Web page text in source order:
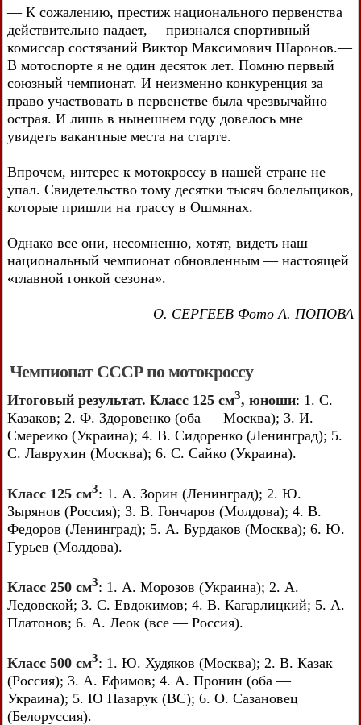
— К сожалению, престиж национального первенства
действительно падает,— признался спортивный
комиссар состязаний Виктор Максимович Шаронов.—
В мотоспорте я не один десяток лет. Помню первый
союзный чемпионат. И неизменно конкуренция за
право участвовать в первенстве была чрезвычайно
острая. И лишь в нынешнем году довелось мне
увидеть вакантные места на старте.
Впрочем, интерес к мотокроссу в нашей стране не
упал. Свидетельство тому десятки тысяч болельщиков,
которые пришли на трассу в Ошмянах.
Однако все они, несомненно, хотят, видеть наш
национальный чемпионат обновленным — настоящей
«главной гонкой сезона».
О. СЕРГЕЕВ Фото А. ПОПОВА
Чемпионат СССР по мотокроссу
Итоговый результат. Класс 125 см3, юноши: 1. С.
Казаков; 2. Ф. Здоровенко (оба — Москва); 3. И.
Смереико (Украина); 4. В. Сидоренко (Ленинград); 5.
С. Лаврухин (Москва); 6. С. Сайко (Украина).
Класс 125 см3: 1. А. Зорин (Ленинград); 2. Ю.
Зырянов (Россия); 3. В. Гончаров (Молдова); 4. В.
Федоров (Ленинград); 5. А. Бурдаков (Москва); 6. Ю.
Гурьев (Молдова).
Класс 250 см3: 1. А. Морозов (Украина); 2. А.
Ледовской; 3. С. Евдокимов; 4. В. Кагарлицкий; 5. А.
Платонов; 6. А. Леок (все — Россия).
Класс 500 см3: 1. Ю. Худяков (Москва); 2. В. Казак
(Россия); 3. А. Ефимов; 4. А. Пронин (оба —
Украина); 5. Ю Назарук (ВС); 6. О. Сазановец
(Белоруссия).